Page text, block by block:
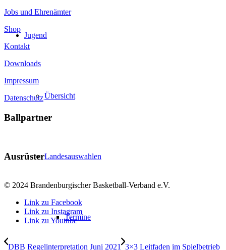
Jugend
Übersicht
Landesauswahlen
Termine
Jobs und Ehrenämter
Shop
Kontakt
Downloads
Impressum
Datenschutz
Ballpartner
Ausrüster
© 2024 Brandenburgischer Basketball-Verband e.V.
Link zu Facebook
Link zu Instagram
Link zu Youtube
DBB Regelinterpretation Juni 2021
3×3 Leitfaden im Spielbetrieb